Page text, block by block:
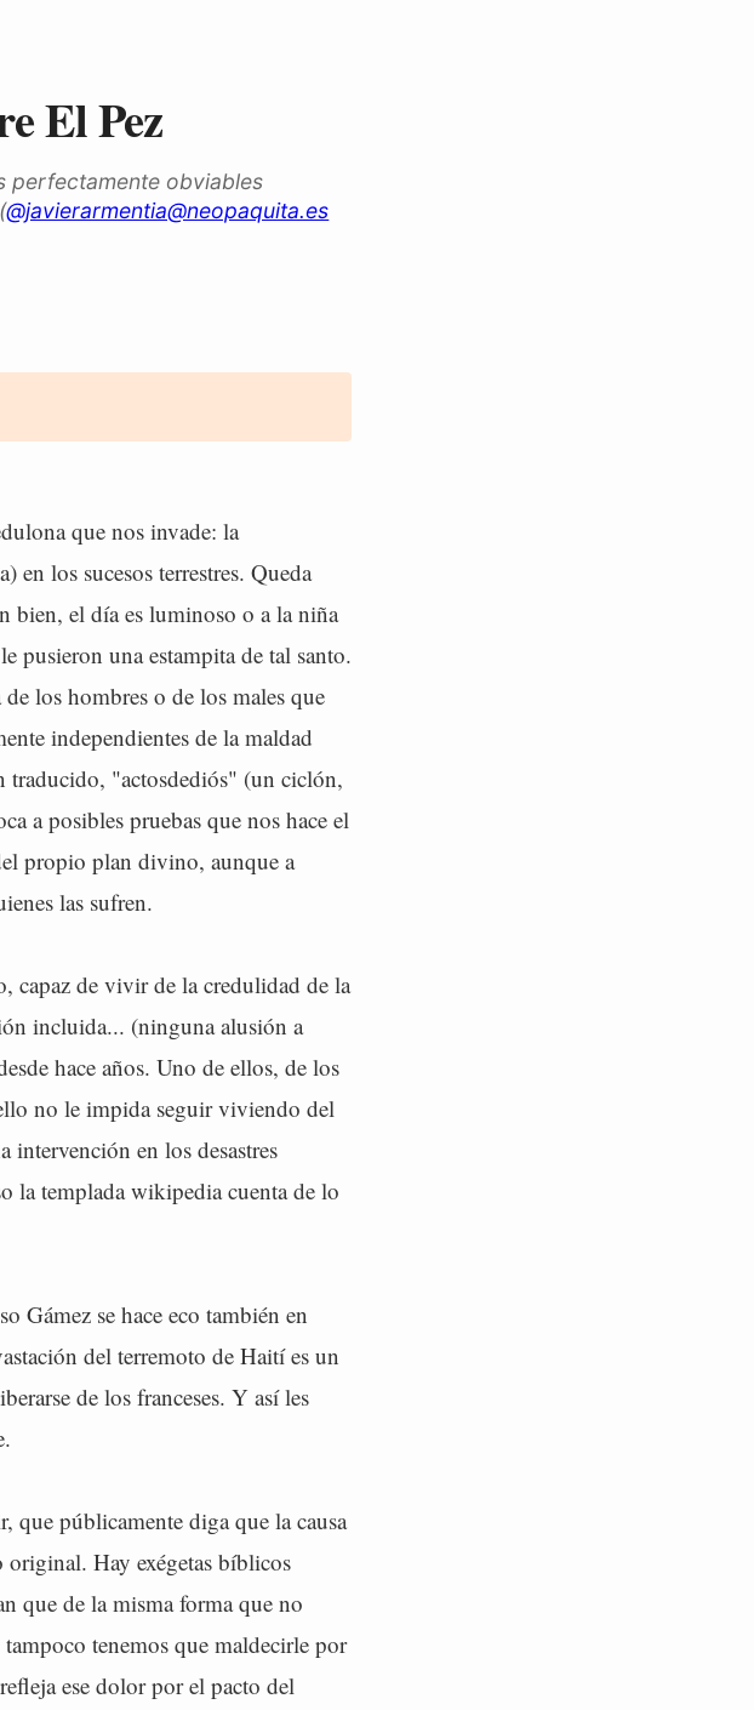
El Pez
perfectamente obviables
@javierarmentia@neopaquita.es
que nos invade: la
en los sucesos terrestres. Queda
bien, el día es luminoso o a la niña
pusieron una estampita de tal santo.
los hombres o de los males que
independientes de la maldad
traducido, "actosdediós" (un ciclón,
a posibles pruebas que nos hace el
propio plan divino, aunque a
las sufren.
capaz de vivir de la credulidad de la
incluida... (ninguna alusión a
hace años. Uno de ellos, de los
no le impida seguir viviendo del
intervención en los desastres
la templada wikipedia cuenta de lo
Gámez se hace eco también en
del terremoto de Haití es un
de los franceses. Y así les
que públicamente diga que la causa
original. Hay exégetas bíblicos
que de la misma forma que no
tenemos que maldecirle por
ese dolor por el pacto del